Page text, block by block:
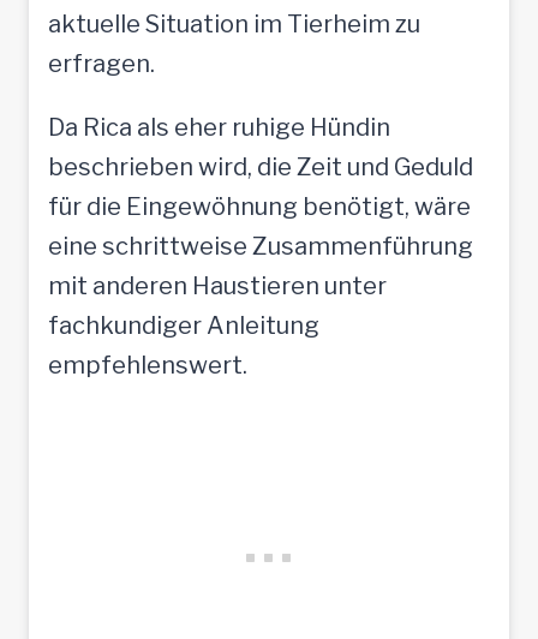
aktuelle Situation im Tierheim zu
erfragen.
Da Rica als eher ruhige Hündin
beschrieben wird, die Zeit und Geduld
für die Eingewöhnung benötigt, wäre
eine schrittweise Zusammenführung
mit anderen Haustieren unter
fachkundiger Anleitung
empfehlenswert.